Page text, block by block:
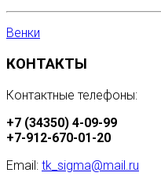
Венки
КОНТАКТЫ
Контактные телефоны:
+7 (34350) 4-09-99
+7-912-670-01-20
Email: tk_sigma@mail.ru